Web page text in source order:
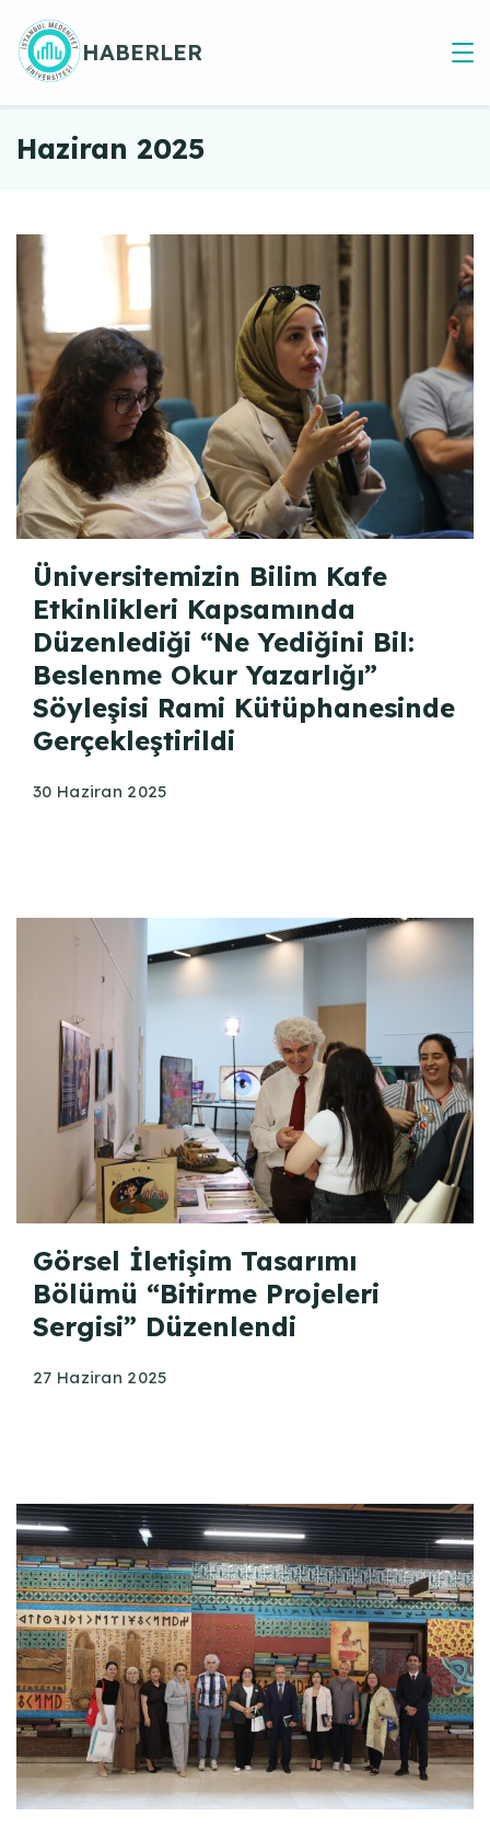
Skip
to
content
HABERLER
Haziran 2025
Üniversitemizin Bilim Kafe
Etkinlikleri Kapsamında
Düzenlediği “Ne Yediğini Bil:
Beslenme Okur Yazarlığı”
Söyleşisi Rami Kütüphanesinde
Gerçekleştirildi
30 Haziran 2025
Görsel İletişim Tasarımı
Bölümü “Bitirme Projeleri
Sergisi” Düzenlendi
27 Haziran 2025